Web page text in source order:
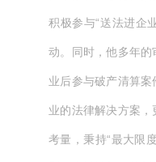
积极参与“送法进企
动。同时，他多年的
业后参与破产清算
业的法律解决方案
考量，秉持“最大限